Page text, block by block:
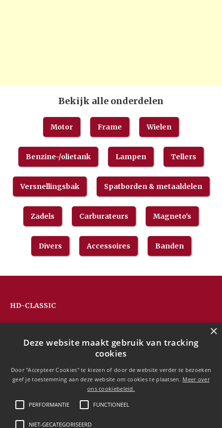
Bekijk alle onderdelen
Motor Frame Wielen
Benzine-/olietank Lampen Tellers
Versnellingsbak Spatborden & metaaldelen
Zadels Carburateurs Magneto's
Divers Accessoires Banden
HD-CLASSIC
Hans Devos
3128 Baal
+32(0)477 88 81 84
info@hd-classic.be
×
Deze website maakt gebruik van tracking
cookies
Door "Accepteer Cookies" te kiezen of door de website verder te bezoeken
geef je toestemming aan deze website om cookies te plaatsen. Meer over
ons cookiebeleid.
PERFORMANTIE FUNCTIONEEL
NIET-GECATEGORISEERD